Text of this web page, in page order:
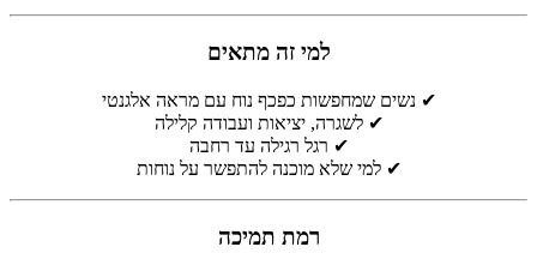
למי זה מתאים
✔ נשים שמחפשות כפכף נוח עם מראה אלגנטי
✔ לשגרה, יציאות ועבודה קלילה
✔ רגל רגילה עד רחבה
✔ למי שלא מוכנה להתפשר על נוחות
רמת תמיכה